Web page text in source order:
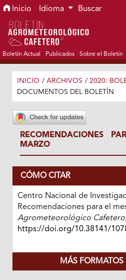
Ir al menú de navegación principal
Ir al contenido principal
Ir al pie de página del sitio
Inicio Idioma Buscar
Boletín Actual Publicados Sobre el Boletín
INICIO / ARCHIVOS / 2020:
DOCUMENTOS DEL BOLETÍN
RECOMENDACIONES
MARZO
CÓMO CITAR
Centro Nacional de
Recomendaciones para el
Agrometeorológico Cafetero
https://doi.org/10.38141/
MÁS FORMATOS